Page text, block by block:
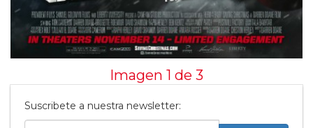
Imagen 1 de 3
Suscribete a nuestra newsletter: